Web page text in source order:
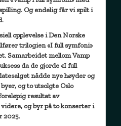
Og endelig får vi spilt i
opplevelse i Den Norske
trilogien «I full symfoni»
Samarbeidet mellom Vamp
da de gjorde «I full
nådde nye høyder og
og to utsolgte Oslo
resultat av
og byr på to konserter i
2025.